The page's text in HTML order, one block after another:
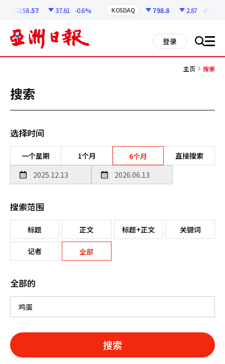
6258.57 37.81 -0.6% KOSDAQ 798.8 2.87 -0.36%
登录 搜 all
主页 搜索
搜索
选择时间
一个星期 1个月 6个月 直接搜索
搜索范围
标题 正文 标题+正文 关键词
记者 全部
全部的
搜索